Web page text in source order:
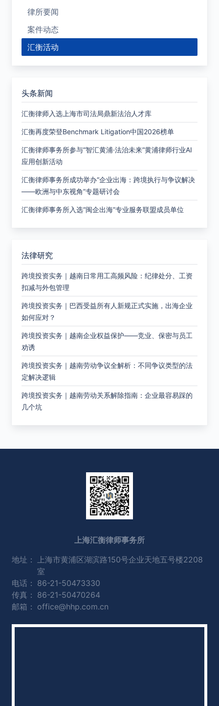
律所要闻
案件动态
汇衡活动
头条新闻
汇衡律师入选上海市司法局鼎新法治人才库
汇衡再度荣登Benchmark Litigation中国2026榜单
汇衡律师事务所参与“智汇黄浦·法治未来”黄浦律师行业AI
应用创新活动
汇衡律师事务所成功举办“企业出海：跨境执行与争议解决
——欧洲与中东视角”专题研讨会
汇衡律师事务所入选“闽企出海”专业服务联盟成员单位
法律研究
跨境投资实务｜越南日常用工高频风险：纪律处分、工资
扣减与外包管理
跨境投资实务｜巴西受益所有人新规正式实施，出海企业
如何应对？
跨境投资实务｜越南企业权益保护——竞业、保密与员工
劝诱
跨境投资实务｜越南劳动争议全解析：不同争议类型的法
定解决逻辑
跨境投资实务｜越南劳动关系解除指南：企业最容易踩的
几个坑
上海汇衡律师事务所
地址：
上海市黄浦区湖滨路150号企业天地五号楼2208
室
电话： 86-21-50473330
传真： 86-21-50470264
邮箱： office@hhp.com.cn